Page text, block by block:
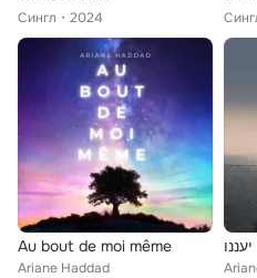
Сингл
2024
Au bout de moi même
Ariane Haddad